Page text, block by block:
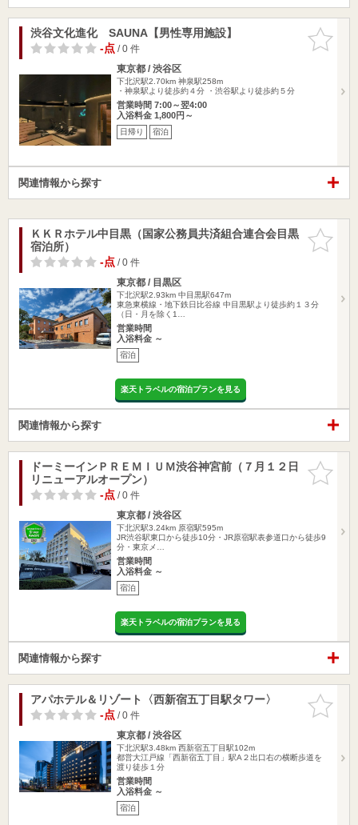
お気に入
りに追加
渋谷文化進化 SAUNA【男性専用施設】
-点/ 0 件
東京都 / 渋谷区
下北沢駅2.70km 神泉駅258m
・神泉駅より徒歩約４分 ・渋谷駅より徒歩約５分
営業時間 7:00～翌4:00
入浴料金 1,800円～
日帰り 宿泊
関連情報から探す
お気に入
りに追加
ＫＫＲホテル中目黒（国家公務員共済組合連合会目黒
宿泊所）
-点/ 0 件
東京都 / 目黒区
下北沢駅2.93km 中目黒駅647m
東急東横線・地下鉄日比谷線 中目黒駅より徒歩約１３分
（日・月を除く1…
営業時間
入浴料金 ～
宿泊
楽天トラベルの宿泊プランを見る
関連情報から探す
お気に入
りに追加
ドーミーインＰＲＥＭＩＵＭ渋谷神宮前（７月１２日
リニューアルオープン）
-点/ 0 件
東京都 / 渋谷区
下北沢駅3.24km 原宿駅595m
JR渋谷駅東口から徒歩10分・JR原宿駅表参道口から徒歩9
分・東京メ…
営業時間
入浴料金 ～
宿泊
楽天トラベルの宿泊プランを見る
関連情報から探す
お気に入
りに追加
アパホテル＆リゾート〈西新宿五丁目駅タワー〉
-点/ 0 件
東京都 / 渋谷区
下北沢駅3.48km 西新宿五丁目駅102m
都営大江戸線「西新宿五丁目」駅A２出口右の横断歩道を
渡り徒歩１分
営業時間
入浴料金 ～
宿泊